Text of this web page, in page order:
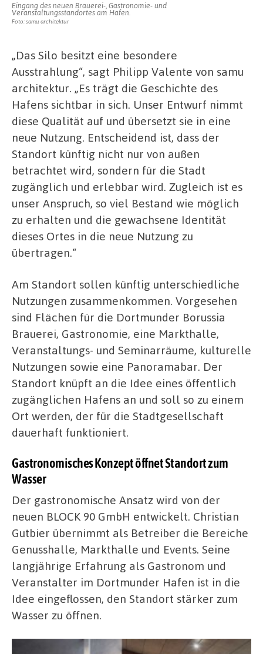
Eingang des neuen Brauerei-, Gastronomie- und
Veranstaltungsstandortes am Hafen.
Foto: samu architektur
„Das Silo besitzt eine besondere
Ausstrahlung“, sagt Philipp Valente von samu
architektur. „Es trägt die Geschichte des
Hafens sichtbar in sich. Unser Entwurf nimmt
diese Qualität auf und übersetzt sie in eine
neue Nutzung. Entscheidend ist, dass der
Standort künftig nicht nur von außen
betrachtet wird, sondern für die Stadt
zugänglich und erlebbar wird. Zugleich ist es
unser Anspruch, so viel Bestand wie möglich
zu erhalten und die gewachsene Identität
dieses Ortes in die neue Nutzung zu
übertragen.“
Am Standort sollen künftig unterschiedliche
Nutzungen zusammenkommen. Vorgesehen
sind Flächen für die Dortmunder Borussia
Brauerei, Gastronomie, eine Markthalle,
Veranstaltungs- und Seminarräume, kulturelle
Nutzungen sowie eine Panoramabar. Der
Standort knüpft an die Idee eines öffentlich
zugänglichen Hafens an und soll so zu einem
Ort werden, der für die Stadtgesellschaft
dauerhaft funktioniert.
Gastronomisches Konzept öffnet Standort zum
Wasser
Der gastronomische Ansatz wird von der
neuen BLOCK 90 GmbH entwickelt. Christian
Gutbier übernimmt als Betreiber die Bereiche
Genusshalle, Markthalle und Events. Seine
langjährige Erfahrung als Gastronom und
Veranstalter im Dortmunder Hafen ist in die
Idee eingeflossen, den Standort stärker zum
Wasser zu öffnen.